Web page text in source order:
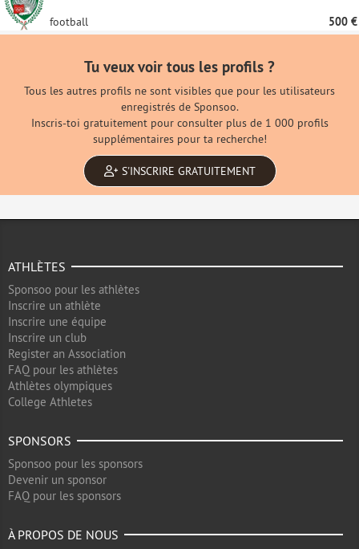
football 500 €
Tu veux voir tous les profils ?
Tous les autres profils ne sont visibles que pour les utilisateurs
enregistrés de Sponsoo.
Inscris-toi gratuitement pour consulter plus de 1 000 profils
supplémentaires pour ta recherche!
S'INSCRIRE GRATUITEMENT
ATHLÈTES
Sponsoo pour les athlètes
Inscrire un athlète
Inscrire une équipe
Inscrire un club
Register an Association
FAQ pour les athlètes
Athlètes olympiques
College Athletes
SPONSORS
Sponsoo pour les sponsors
Devenir un sponsor
FAQ pour les sponsors
À PROPOS DE NOUS